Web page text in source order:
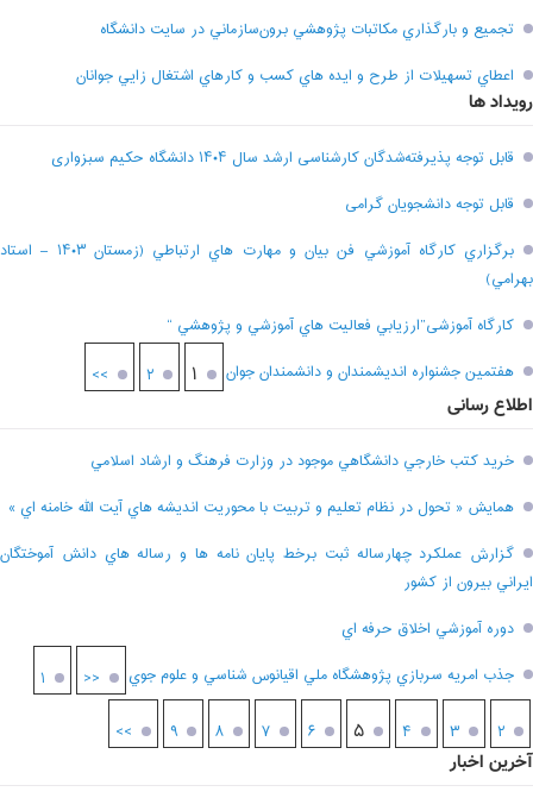
تجميع و بارگذاري مکاتبات پژوهشي برون‌سازماني در سايت دانشگاه
اعطاي تسهيلات از طرح و ايده هاي کسب و کارهاي اشتغال زايي جوانان
رویداد ها
قابل توجه پذیرفته‌شدگان کارشناسی ارشد سال ۱۴۰۴ دانشگاه حکیم سبزواری
قابل توجه دانشجویان گرامی
برگزاري کارگاه آموزشي فن بيان و مهارت هاي ارتباطي (زمستان ۱۴۰۳ – استاد
بهرامي)
کارگاه آموزشی”ارزيابي فعاليت هاي آموزشي و پژوهشي “
هفتمين جشنواره انديشمندان و دانشمندان جوان
۱ ۲ >>
اطلاع رسانی
خريد کتب خارجي دانشگاهي موجود در وزارت فرهنگ و ارشاد اسلامي
همايش « تحول در نظام تعليم و تربيت با محوريت انديشه هاي آيت الله خامنه اي »
گزارش عملکرد چهارساله ثبت برخط پايان نامه ها و رساله هاي دانش آموختگان
ايراني بيرون از کشور
دوره آموزشي اخلاق حرفه اي
جذب امريه سربازي پژوهشگاه ملي اقيانوس شناسي و علوم جوي
<< ۱
۲ ۳ ۴ ۵ ۶ ۷ ۸ ۹ >>
آخرین اخبار